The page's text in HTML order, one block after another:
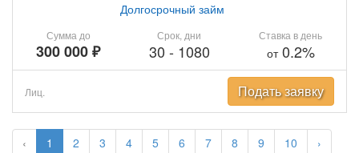
‹ 1 2 3 4 5 6 7 8 9 10 ›
Сумма до
300 000 ₽
Долгосрочный займ
Срок, дни
30 - 1080
Ставка в день
от0.2%
Лиц. Подать заявку